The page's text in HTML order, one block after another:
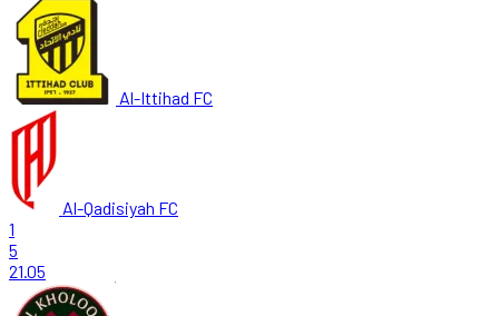
Al-Ittihad FC
Al-Qadisiyah FC
1
5
21.05